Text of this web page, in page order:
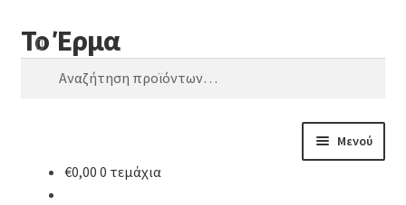
Απευθείας
μετάβαση
Μετάβαση
σε
περιεχόμενο
Το Έρμα
Αναζήτηση
Μενού
€0,00 0 τεμάχια